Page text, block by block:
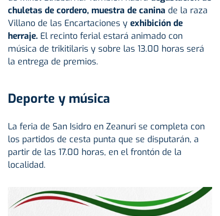
chuletas de cordero, muestra de canina de la raza
Villano de las Encartaciones y exhibición de
herraje. El recinto ferial estará animado con
música de trikitilaris y sobre las 13.00 horas será
la entrega de premios.
Deporte y música
La feria de San Isidro en Zeanuri se completa con
los partidos de cesta punta que se disputarán, a
partir de las 17.00 horas, en el frontón de la
localidad.